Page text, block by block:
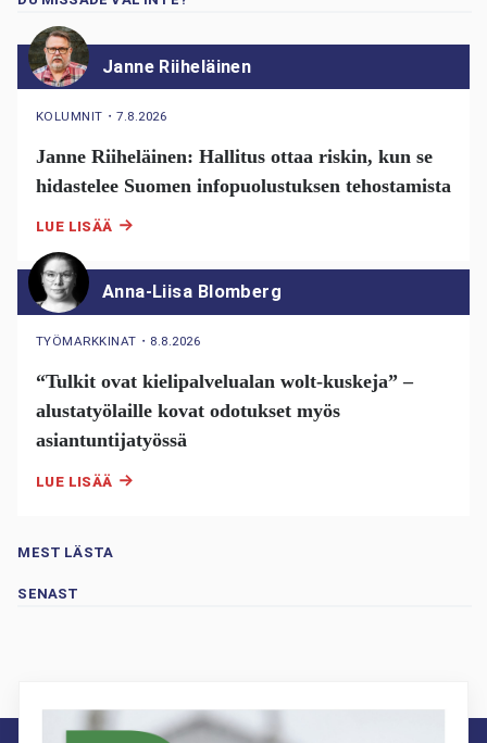
Janne Riiheläinen
KOLUMNIT ・7.8.2026
Janne Riiheläinen: Hallitus ottaa riskin, kun se
hidastelee Suomen infopuolustuksen tehostamista
LUE LISÄÄ
Anna-Liisa Blomberg
TYÖMARKKINAT ・ 8.8.2026
“Tulkit ovat kielipalvelualan wolt-kuskeja” –
alustatyölaille kovat odotukset myös
asiantuntijatyössä
LUE LISÄÄ
MEST LÄSTA
SENAST